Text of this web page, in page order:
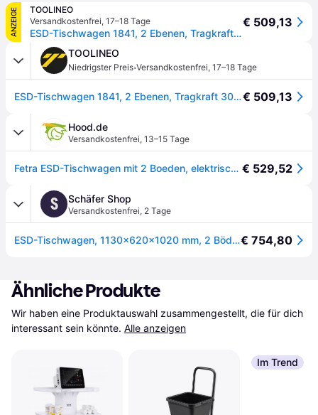
ANZEIGE
TOOLINEO
Versandkostenfrei, 17–18 Tage
ESD-Tischwagen 1841, 2 Ebenen, Tragkraft 300kg - schiefergrau
€ 509,13
TOOLINEO
Niedrigster Preis·Versandkostenfrei, 17–18 Tage
ESD-Tischwagen 1841, 2 Ebenen, Tragkraft 300kg - schiefergrau€ 509,13
Hood.de
Versandkostenfrei, 13–15 Tage
Fetra ESD-Tischwagen mit 2 Boeden, elektrisch leitfaehig 1000x600 mm € 529,52
S Schäfer Shop
Versandkostenfrei, 2 Tage
ESD-Tischwagen, 1130x620x1020 mm, 2 Böden€ 754,80
Ähnliche Produkte
Wir haben eine Produktauswahl zusammengestellt, die für dich
interessant sein könnte. Alle anzeigen
Im Trend